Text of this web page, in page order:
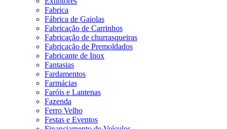
Fabrica
Fábrica de Gaiolas
Fabricação de Carrinhos
Fabricação de churrasqueiras
Fabricação de Premoldados
Fabricante de Inox
Fantasias
Fardamentos
Farmácias
Faróis e Lantenas
Fazenda
Ferro Velho
Festas e Eventos